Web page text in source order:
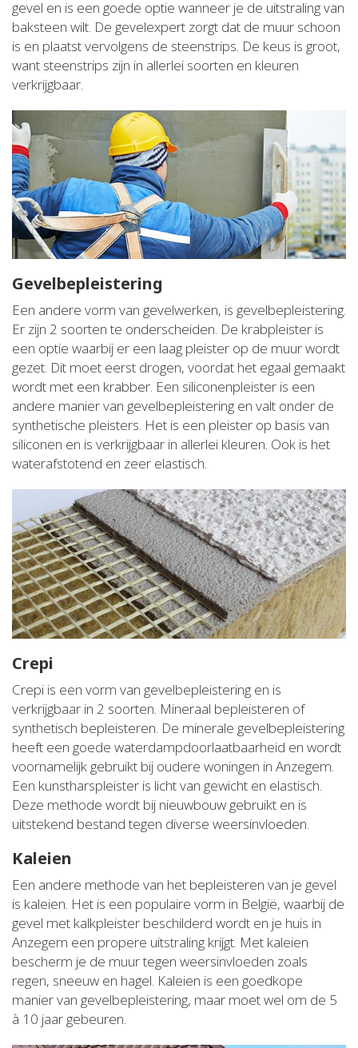
gevel en is een goede optie wanneer je de uitstraling van
baksteen wilt. De gevelexpert zorgt dat de muur schoon
is en plaatst vervolgens de steenstrips. De keus is groot,
want steenstrips zijn in allerlei soorten en kleuren
verkrijgbaar.
Gevelbepleistering
Een andere vorm van gevelwerken, is gevelbepleistering.
Er zijn 2 soorten te onderscheiden. De krabpleister is
een optie waarbij er een laag pleister op de muur wordt
gezet. Dit moet eerst drogen, voordat het egaal gemaakt
wordt met een krabber. Een siliconenpleister is een
andere manier van gevelbepleistering en valt onder de
synthetische pleisters. Het is een pleister op basis van
siliconen en is verkrijgbaar in allerlei kleuren. Ook is het
waterafstotend en zeer elastisch.
Crepi
Crepi is een vorm van gevelbepleistering en is
verkrijgbaar in 2 soorten. Mineraal bepleisteren of
synthetisch bepleisteren. De minerale gevelbepleistering
heeft een goede waterdampdoorlaatbaarheid en wordt
voornamelijk gebruikt bij oudere woningen in Anzegem.
Een kunstharspleister is licht van gewicht en elastisch.
Deze methode wordt bij nieuwbouw gebruikt en is
uitstekend bestand tegen diverse weersinvloeden.
Kaleien
Een andere methode van het bepleisteren van je gevel
is kaleien. Het is een populaire vorm in België, waarbij de
gevel met kalkpleister beschilderd wordt en je huis in
Anzegem een propere uitstraling krijgt. Met kaleien
bescherm je de muur tegen weersinvloeden zoals
regen, sneeuw en hagel. Kaleien is een goedkope
manier van gevelbepleistering, maar moet wel om de 5
à 10 jaar gebeuren.